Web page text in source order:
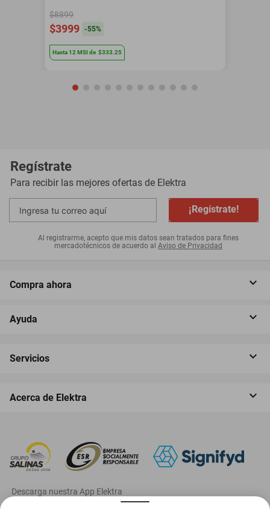
$8899
$3999 -55%
Hasta12 MSIde $333.25
Regístrate
Para recibir las mejores ofertas de Elektra
¡Regístrate!
Al registrarme, acepto que mis datos sean tratados para fines
mercadotécnicos de acuerdo al Aviso de Privacidad
Compra ahora
Ayuda
Servicios
Acerca de Elektra
‎ Descarga nuestra App Elektra